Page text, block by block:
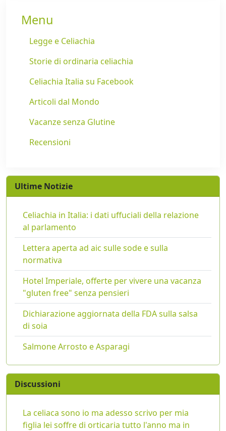
Menu
Legge e Celiachia
Storie di ordinaria celiachia
Celiachia Italia su Facebook
Articoli dal Mondo
Vacanze senza Glutine
Recensioni
Ultime Notizie
Celiachia in Italia: i dati uffuciali della relazione
al parlamento
Lettera aperta ad aic sulle sode e sulla
normativa
Hotel Imperiale, offerte per vivere una vacanza
"gluten free" senza pensieri
Dichiarazione aggiornata della FDA sulla salsa
di soia
Salmone Arrosto e Asparagi
Discussioni
La celiaca sono io ma adesso scrivo per mia
figlia lei soffre di orticaria tutto l'anno ma in